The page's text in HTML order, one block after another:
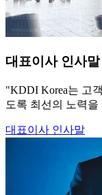
대표이사 인사말
"KDDI Korea는 고
도록 최선의 노력을
대표이사 인사말